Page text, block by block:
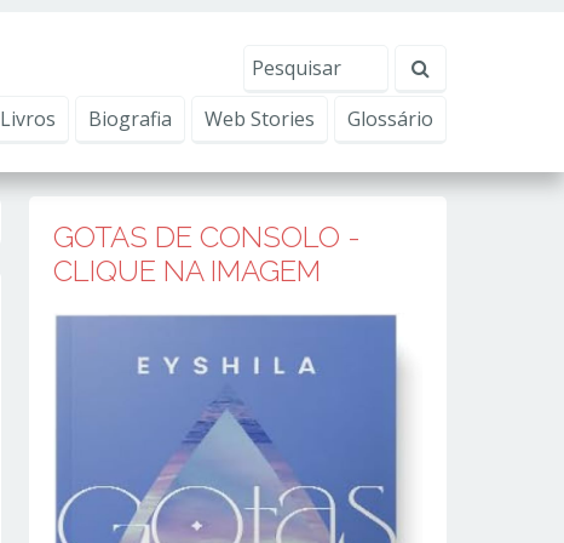
Livros Biografia Web Stories Glossário
GOTAS DE CONSOLO -
CLIQUE NA IMAGEM